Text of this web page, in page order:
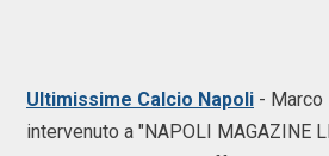
Ultimissime Calcio Napoli - Marco
intervenuto a "NAPOLI MAGAZINE